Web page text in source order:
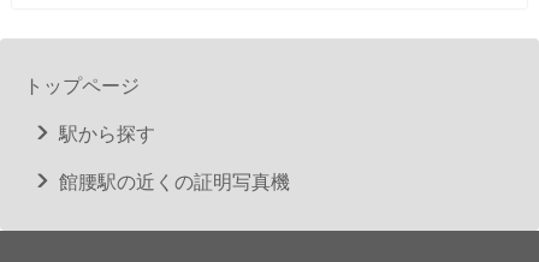
トップページ
駅から探す
館腰駅の近くの証明写真機